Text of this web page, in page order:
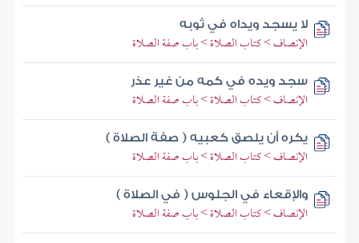
لا يسجد ويداه في ثوبه
الإنصاف > كتاب الصلاة > باب صفة الصلاة
سجد ويده في كمه من غير عذر
الإنصاف > كتاب الصلاة > باب صفة الصلاة
يكره أن يلصق كعبيه ( صفة الصلاة )
الإنصاف > كتاب الصلاة > باب صفة الصلاة
والإقعاء في الجلوس ( في الصلاة )
الإنصاف > كتاب الصلاة > باب صفة الصلاة